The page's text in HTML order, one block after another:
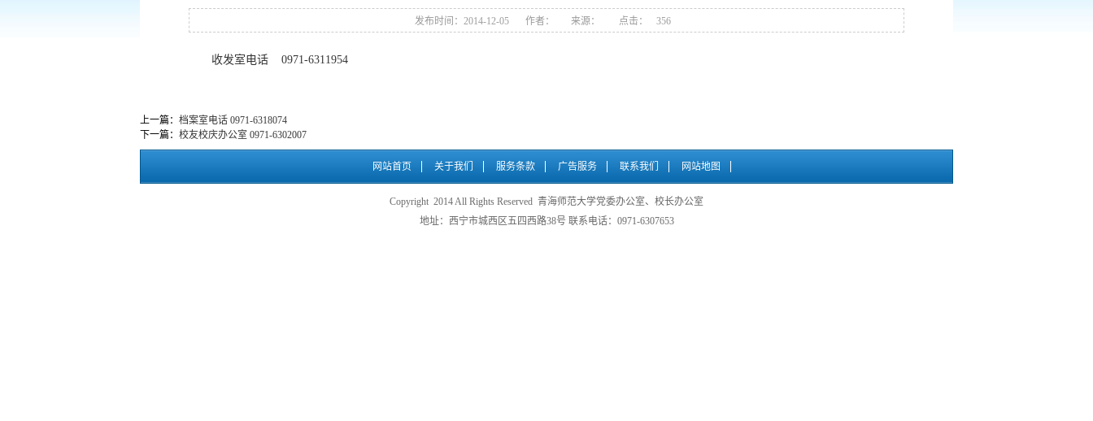
发布时间：2014-12-05 作者： 来源： 点击： 356
收发室电话 0971-6311954
上一篇： 档案室电话 0971-6318074
下一篇： 校友校庆办公室 0971-6302007
网站首页 关于我们 服务条款 广告服务 联系我们 网站地图
Copyright 2014 All Rights Reserved 青海师范大学党委办公室、校长办公室
地址：西宁市城西区五四西路38号 联系电话：0971-6307653